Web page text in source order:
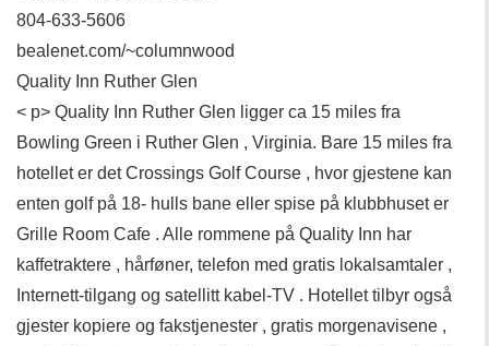
804-633-5606
bealenet.com/~columnwood
Quality Inn Ruther Glen
< p> Quality Inn Ruther Glen ligger ca 15 miles fra
Bowling Green i Ruther Glen , Virginia. Bare 15 miles fra
hotellet er det Crossings Golf Course , hvor gjestene kan
enten golf på 18- hulls bane eller spise på klubbhuset er
Grille Room Cafe . Alle rommene på Quality Inn har
kaffetraktere , hårføner, telefon med gratis lokalsamtaler ,
Internett-tilgang og satellitt kabel-TV . Hotellet tilbyr også
gjester kopiere og fakstjenester , gratis morgenavisene ,